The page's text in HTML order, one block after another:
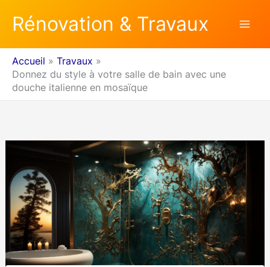
Rénovation & Travaux
Accueil
Travaux
Donnez du style à votre salle de bain avec une
douche italienne en mosaïque